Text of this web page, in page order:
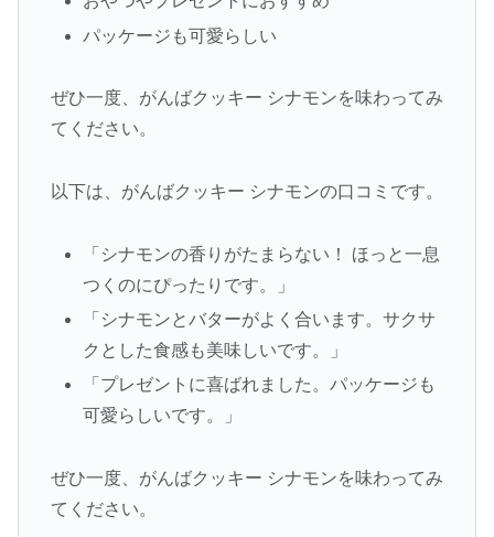
パッケージも可愛らしい
ぜひ一度、がんばクッキー シナモンを味わってみ
てください。
以下は、がんばクッキー シナモンの口コミです。
「シナモンの香りがたまらない！ ほっと一息
つくのにぴったりです。」
「シナモンとバターがよく合います。サクサ
クとした食感も美味しいです。」
「プレゼントに喜ばれました。パッケージも
可愛らしいです。」
ぜひ一度、がんばクッキー シナモンを味わってみ
てください。